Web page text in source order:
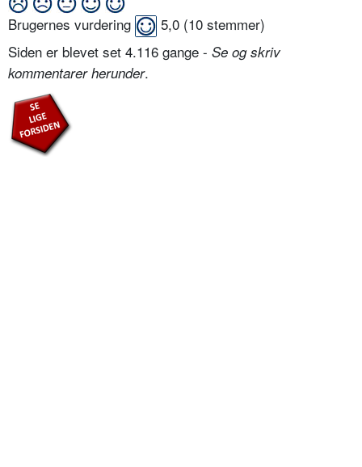
Brugernes vurdering 5,0 (10 stemmer)
Siden er blevet set 4.116 gange - Se og skriv
kommentarer herunder.